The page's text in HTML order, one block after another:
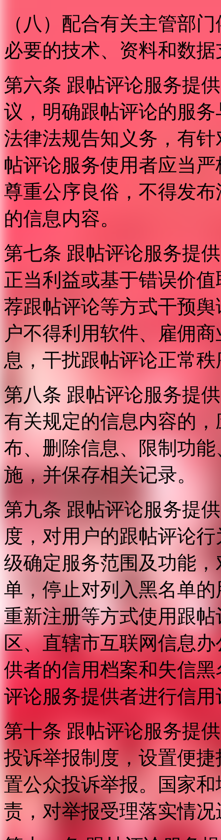
（八）配合有关主管部
必要的技术、资料和数
第六条 跟帖评论服务提
议，明确跟帖评论的服
法律法规告知义务，有
帖评论服务使用者应当
尊重公序良俗，不得发
的信息内容。
第七条 跟帖评论服务提
正当利益或基于错误价
荐跟帖评论等方式干预
户不得利用软件、雇佣
息，干扰跟帖评论正常
第八条 跟帖评论服务提
有关规定的信息内容的
布、删除信息、限制功
施，并保存相关记录。
第九条 跟帖评论服务提
度，对用户的跟帖评论
级确定服务范围及功能
单，停止对列入黑名单
重新注册等方式使用跟
区、直辖市互联网信息
供者的信用档案和失信
评论服务提供者进行信用
第十条 跟帖评论服务提
投诉举报制度，设置便
置公众投诉举报。国家
责，对举报受理落实情